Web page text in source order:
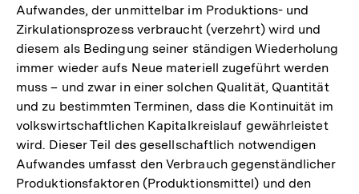
Aufwandes, der unmittelbar im Produktions- und
Zirkulationsprozess verbraucht (verzehrt) wird und
diesem als Bedingung seiner ständigen Wiederholung
immer wieder aufs Neue materiell zugeführt werden
muss – und zwar in einer solchen Qualität, Quantität
und zu bestimmten Terminen, dass die Kontinuität im
volkswirtschaftlichen Kapitalkreislauf gewährleistet
wird. Dieser Teil des gesellschaftlich notwendigen
Aufwandes umfasst den Verbrauch gegenständlicher
Produktionsfaktoren (Produktionsmittel) und den